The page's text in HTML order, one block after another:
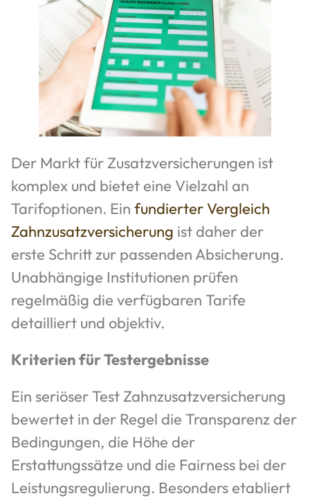
Der Markt für Zusatzversicherungen ist
komplex und bietet eine Vielzahl an
Tarifoptionen. Ein fundierter Vergleich
Zahnzusatzversicherung ist daher der
erste Schritt zur passenden Absicherung.
Unabhängige Institutionen prüfen
regelmäßig die verfügbaren Tarife
detailliert und objektiv.
Kriterien für Testergebnisse
Ein seriöser Test Zahnzusatzversicherung
bewertet in der Regel die Transparenz der
Bedingungen, die Höhe der
Erstattungssätze und die Fairness bei der
Leistungsregulierung. Besonders etabliert